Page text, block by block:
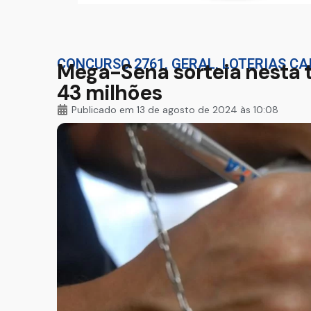
CONCURSO 2761, GERAL,LOTERIAS
Mega-Sena sorteia
43 milhões
Publicado em 13 de agosto de 2024 às 10:08